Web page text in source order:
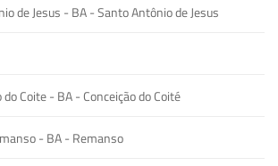
de Jesus - BA - Santo Antônio de Jesus
Coite - BA - Conceição do Coité
- BA - Remanso